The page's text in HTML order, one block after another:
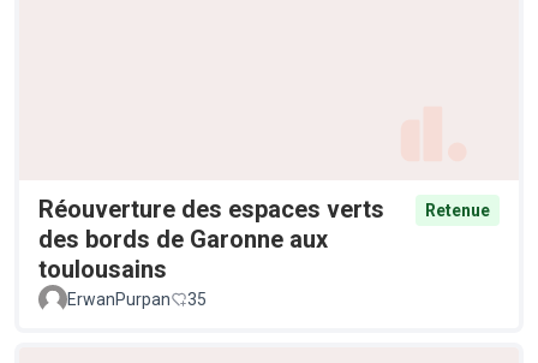
Réouverture des espaces verts
des bords de Garonne aux
toulousains
Retenue
ErwanPurpan 35